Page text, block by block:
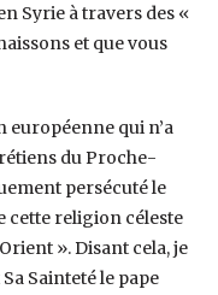
Syrie à travers des «
et que vous
européenne qui n’a
du Proche-
persécuté le
cette religion céleste
». Disant cela, je
Sainteté le pape